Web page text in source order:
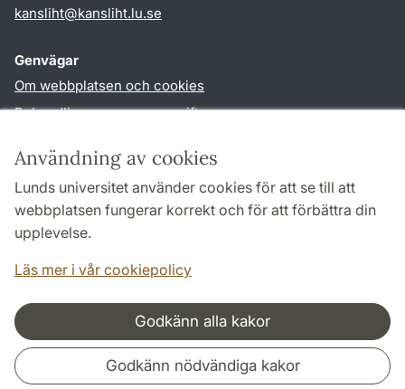
Användning av cookies
Lunds universitet använder cookies för att se till att
webbplatsen fungerar korrekt och för att förbättra din
upplevelse.
Läs mer i vår cookiepolicy
Godkänn alla kakor
Godkänn nödvändiga kakor
kansliht@kansliht.lu.se
Genvägar
Om webbplatsen och cookies
Behandling av personuppgifter
TYPO3-login
Följ oss i sociala medier
Samarbeten och nätverk